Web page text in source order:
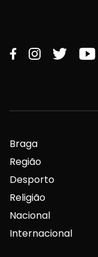
Braga
Região
Desporto
Religião
Nacional
Internacional